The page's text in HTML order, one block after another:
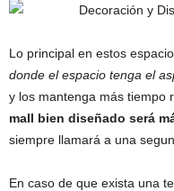
Lo principal en estos
donde el espacio tenga el
y los mantenga más tiempo
mall bien diseñado será
siempre llamará a una
En caso de que exista una